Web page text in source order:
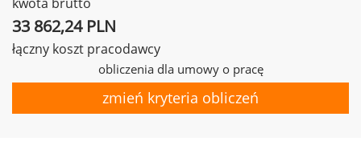
33 862,24 PLN
łączny koszt pracodawcy
obliczenia dla umowy o pracę
zmień kryteria obliczeń